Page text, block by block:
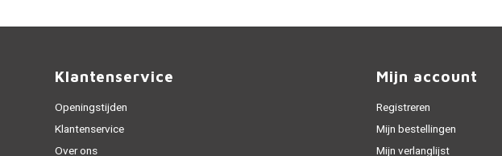
Klantenservice
Openingstijden
Klantenservice
Over ons
Mijn account
Registreren
Mijn bestellingen
Mijn verlanglijst